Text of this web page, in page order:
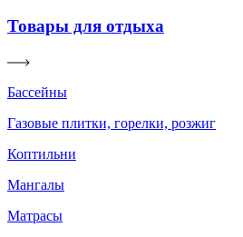
Товары для отдыха
Бассейны
Газовые плитки, горелки, розжиг
Коптильни
Мангалы
Матрасы